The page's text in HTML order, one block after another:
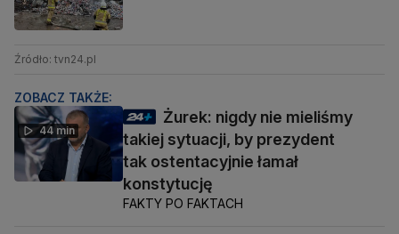
Źródło: tvn24.pl
ZOBACZ TAKŻE:
44 min
Żurek: nigdy nie mieliśmy
takiej sytuacji, by prezydent
tak ostentacyjnie łamał
konstytucję
FAKTY PO FAKTACH